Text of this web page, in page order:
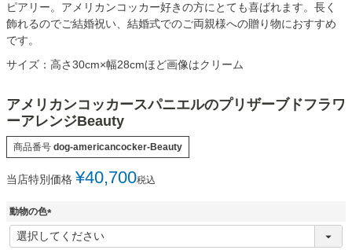
ピアリー。アメリカンコッカー好きの方にとても喜ばれます。長く
飾れるのでご結婚祝い、結婚式でのご両親様への贈り物におすすめ
です。
サイズ：高さ30cm×幅28cmほど画像はクリーム
アメリカンコッカースパニエルのプリザーブドフラワ
ーアレンジBeauty
商品番号 dog-americancocker-Beauty
当店特別価格 ¥40,700税込
動物の色
(
必